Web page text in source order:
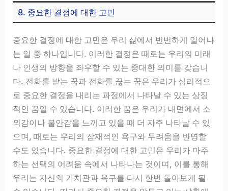
8. 중요한 결정에 대한 고민
중요한 결정에 대한 고민은 우리 삶에서 빈번하게 일어나
는 일 중 하나입니다. 이러한 결정은 때로는 우리의 미래
나 인생의 방향을 좌우할 수 있는 중대한 의미를 갖습니
다. 전화를 받는 꿈과 전화를 끊는 꿈은 우리가 심리적으
로 중요한 결정을 내리는 과정에서 나타날 수 있는 상징
적인 꿈일 수 있습니다. 이러한 꿈은 우리가 내면에서 소
외감이나 불안감을 느끼고 있을 때 더 자주 나타날 수 있
으며, 때로는 우리의 잠재적인 욕구와 두려움을 반영할
수도 있습니다. 중요한 결정에 대한 고민은 우리가 마주
하는 선택의 어려움 속에서 나타나는 것이며, 이를 통해
우리는 자신의 가치관과 욕구를 다시 한번 돌아보게 될